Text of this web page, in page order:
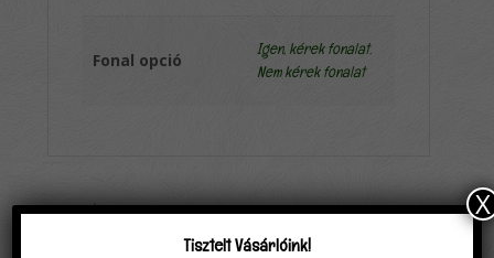
Fonal opció
Igen, kérek fonalat,
Nem kérek fonalat
Kapcsolódó termékek
Tisztelt Vásárlóink!
X